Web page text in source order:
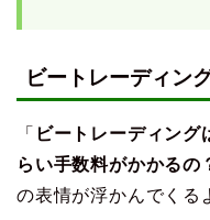
ビートレーディン
「 ビートレーディング
らい手数料がかかるの
の表情が浮かんでくる